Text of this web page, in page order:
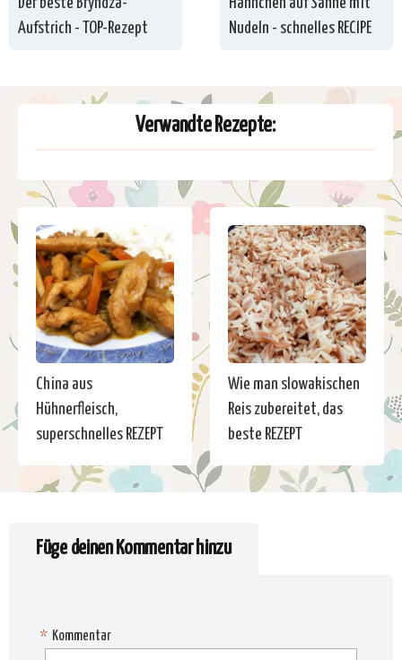
Aufstrich - TOP-Rezept
Nudeln - schnelles RECIPE
Verwandte Rezepte:
China aus
Hühnerfleisch,
superschnelles REZEPT
Wie man slowakischen
Reis zubereitet, das
beste REZEPT
Füge deinen Kommentar hinzu
Kommentar
*